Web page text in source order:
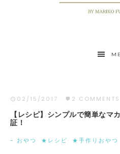
02/15/2017 ·
2 COMMENTS
【レシピ】シンプルで簡単なマ
証！
- おやつ · ★レシピ· ★手作りおやつ